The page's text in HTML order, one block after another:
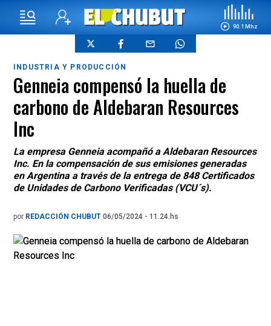
90.1 Mhz
INDUSTRIA Y PRODUCCIÓN
Genneia compensó la huella de
carbono de Aldebaran Resources
Inc
La empresa Genneia acompañó a Aldebaran Resources
Inc. En la compensación de sus emisiones generadas
en Argentina a través de la entrega de 848 Certificados
de Unidades de Carbono Verificadas (VCU´s).
por REDACCIÓN CHUBUT 06/05/2024 - 11.24.hs